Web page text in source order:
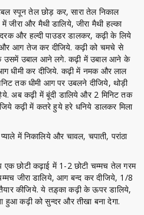
स्पून तेल छोड़ कर, सारा तेल निकाल
और मैथी डालिये, जीरा मैथी हल्का
और हल्दी पाउडर डालकर, कढ़ी के लिये
और आग तेज कर दीजिये. कढ़ी को चमचे से
उसमें उबाल आने लगे. कढ़ी में उबाल आने के
धीमी कर दीजिये. कढ़ी में नमक और लाल
तक धीमी आग पर उबलने दीजिये, थोड़ी
अब कढ़ी में बूंदी डालिये और 2 मिनिट तक
कढ़ी में कतरे हुये हरे धनिये डालकर मिला
में निकालिये और चावल, चपाती, परांठा
छोटी कढ़ाई में 1-2 छोटी चम्मच तेल गरम
जीरा डालिये, आग बन्द कर दीजिये, 1/8
कीजिये. ये तड़्का कढ़ी के ऊपर डालिये,
हुआ कढ़ी को सुन्दर और तीखा बना देगा.